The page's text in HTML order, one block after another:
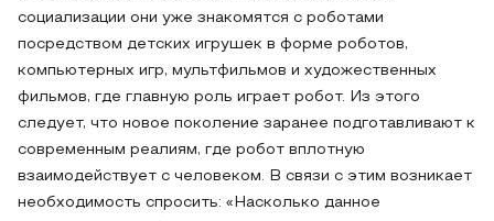
социализации они уже знакомятся с роботами
посредством детских игрушек в форме роботов,
компьютерных игр, мультфильмов и художественных
фильмов, где главную роль играет робот. Из этого
следует, что новое поколение заранее подготавливают к
современным реалиям, где робот вплотную
взаимодействует с человеком. В связи с этим возникает
необходимость спросить: «Насколько данное